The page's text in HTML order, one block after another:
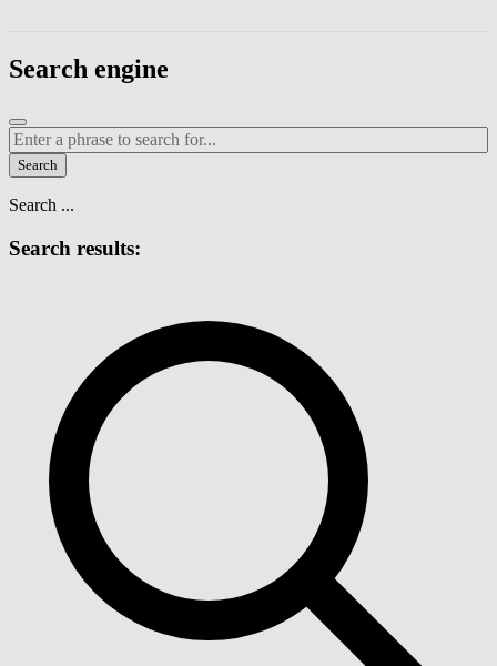
Enter a phrase to search page content. Press Escape to close the
Search engine
Enter a search term
Search
Search ...
Search results: